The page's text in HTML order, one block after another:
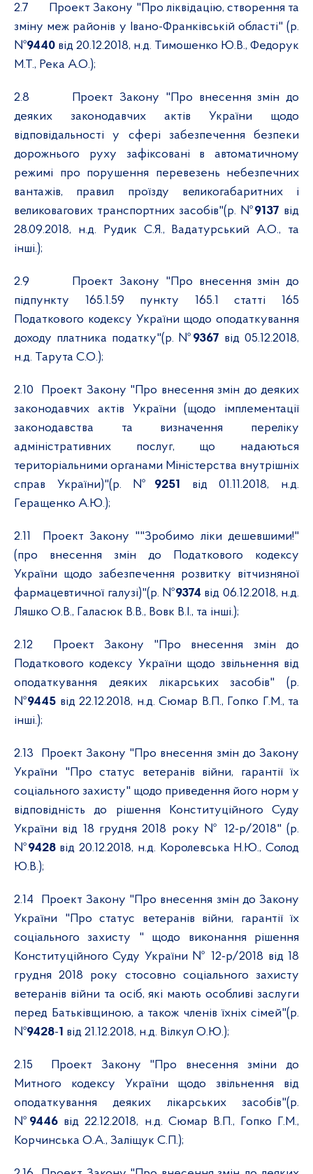
2.7
Проект Закону "Про ліквідацію, створення та
зміну меж районів у Івано-Франківській області" (р.
№9440 від 20.12.2018, н.д. Тимошенко Ю.В., Федорук
М.Т., Река А.О.);
2.8
Проект Закону "Про внесення змін до
деяких законодавчих актів України щодо
відповідальності у сфері забезпечення безпеки
дорожнього руху зафіксовані в автоматичному
режимі про порушення перевезень небезпечних
вантажів, правил проїзду великогабаритних і
великовагових транспортних засобів"(р. №9137 від
28.09.2018, н.д. Рудик С.Я., Вадатурський А.О., та
інші.);
2.9
Проект Закону "Про внесення змін до
підпункту 165.1.59 пункту 165.1 статті 165
Податкового кодексу України щодо оподаткування
доходу платника податку"(р. № 9367 від 05.12.2018,
н.д. Тарута С.О.);
2.10
Проект Закону "Про внесення змін до деяких
законодавчих актів України (щодо імплементації
законодавства та визначення переліку
адміністративних послуг, що надаються
територіальними органами Міністерства внутрішніх
справ України)"(р. № 9251
від 01.11.2018, н.д.
Геращенко А.Ю.);
2.11
Проект Закону ""Зробимо ліки дешевшими!"
(про внесення змін до Податкового кодексу
України щодо забезпечення розвитку вітчизняної
фармацевтичної галузі)"(р. №9374 від 06.12.2018, н.д.
Ляшко О.В., Галасюк В.В., Вовк В.І., та інші.);
2.12
Проект Закону "Про внесення змін до
Податкового кодексу України щодо звільнення від
оподаткування деяких лікарських засобів" (р.
№9445 від 22.12.2018, н.д. Сюмар В.П., Гопко Г.М., та
інші.);
2.13
Проект Закону "Про внесення змін до Закону
України "Про статус ветеранів війни, гарантії їх
соціального захисту" щодо приведення його норм у
відповідність до рішення Конституційного Суду
України від 18 грудня 2018 року № 12-р/2018" (р.
№9428від 20.12.2018, н.д. Королевська Н.Ю., Солод
Ю.В.);
2.14
Проект Закону "Про внесення змін до Закону
України "Про статус ветеранів війни, гарантії їх
соціального захисту " щодо виконання рішення
Конституційного Суду України № 12-р/2018 від 18
грудня 2018 року стосовно соціального захисту
ветеранів війни та осіб, які мають особливі заслуги
перед Батьківщиною, а також членів їхніх сімей"(р.
№9428-1 від 21.12.2018, н.д. Вілкул О.Ю.);
2.15
Проект Закону "Про внесення зміни до
Митного кодексу України щодо звільнення від
оподаткування деяких лікарських засобів"(р.
№ 9446 від 22.12.2018, н.д. Сюмар В.П., Гопко Г.М.,
Корчинська О.А., Заліщук С.П.);